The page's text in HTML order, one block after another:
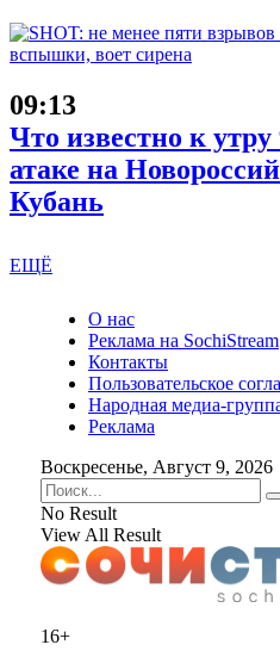
09:13
Что известно к
атаке на
Кубань
ЕЩЁ
О нас
Реклама на SochiStream
Контакты
Пользовательское
Народная медиа-
Реклама
Воскресенье, Август 9, 2026
No Result
View All Result
16+